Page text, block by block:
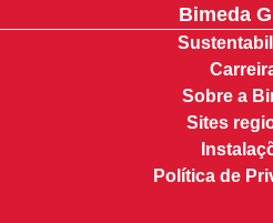
Bimeda
Sobre a
Sites
Política de